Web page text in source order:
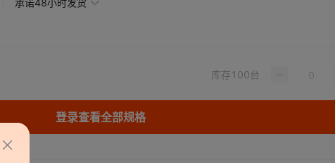
承诺48小时发货
库存100台
登录查看全部规格